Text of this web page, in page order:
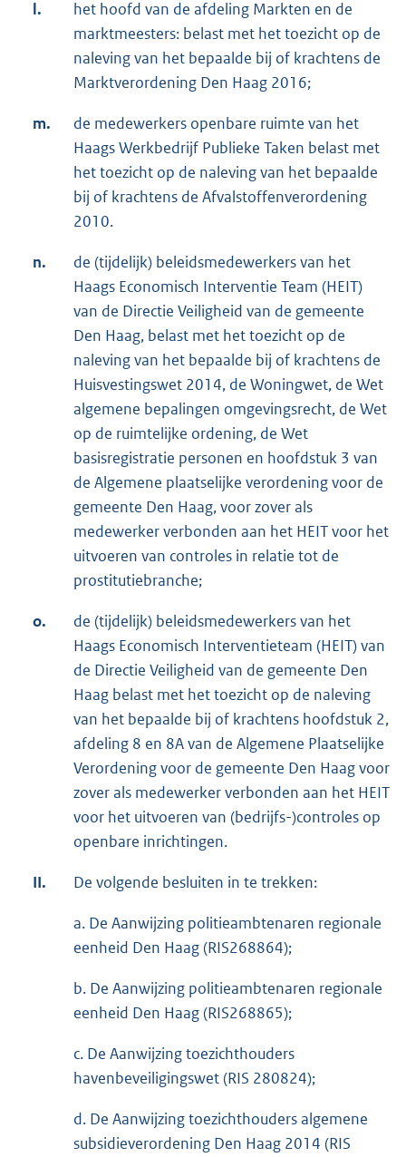
l.
het hoofd van de afdeling Markten en de
marktmeesters: belast met het toezicht op de
naleving van het bepaalde bij of krachtens de
Marktverordening Den Haag 2016;
m.
de medewerkers openbare ruimte van het
Haags Werkbedrijf Publieke Taken belast met
het toezicht op de naleving van het bepaalde
bij of krachtens de Afvalstoffenverordening
2010.
n.
de (tijdelijk) beleidsmedewerkers van het
Haags Economisch Interventie Team (HEIT)
van de Directie Veiligheid van de gemeente
Den Haag, belast met het toezicht op de
naleving van het bepaalde bij of krachtens de
Huisvestingswet 2014, de Woningwet, de Wet
algemene bepalingen omgevingsrecht, de Wet
op de ruimtelijke ordening, de Wet
basisregistratie personen en hoofdstuk 3 van
de Algemene plaatselijke verordening voor de
gemeente Den Haag, voor zover als
medewerker verbonden aan het HEIT voor het
uitvoeren van controles in relatie tot de
prostitutiebranche;
o.
de (tijdelijk) beleidsmedewerkers van het
Haags Economisch Interventieteam (HEIT) van
de Directie Veiligheid van de gemeente Den
Haag belast met het toezicht op de naleving
van het bepaalde bij of krachtens hoofdstuk 2,
afdeling 8 en 8A van de Algemene Plaatselijke
Verordening voor de gemeente Den Haag voor
zover als medewerker verbonden aan het HEIT
voor het uitvoeren van (bedrijfs-)controles op
openbare inrichtingen.
II. De volgende besluiten in te trekken:
a. De Aanwijzing politieambtenaren regionale
eenheid Den Haag (RIS268864);
b. De Aanwijzing politieambtenaren regionale
eenheid Den Haag (RIS268865);
c. De Aanwijzing toezichthouders
havenbeveiligingswet (RIS 280824);
d. De Aanwijzing toezichthouders algemene
subsidieverordening Den Haag 2014 (RIS